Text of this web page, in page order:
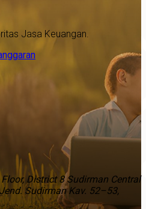
Jasa Keuangan.
Floor, District 8 Sudirman Central
Sudirman Kav. 52–53,